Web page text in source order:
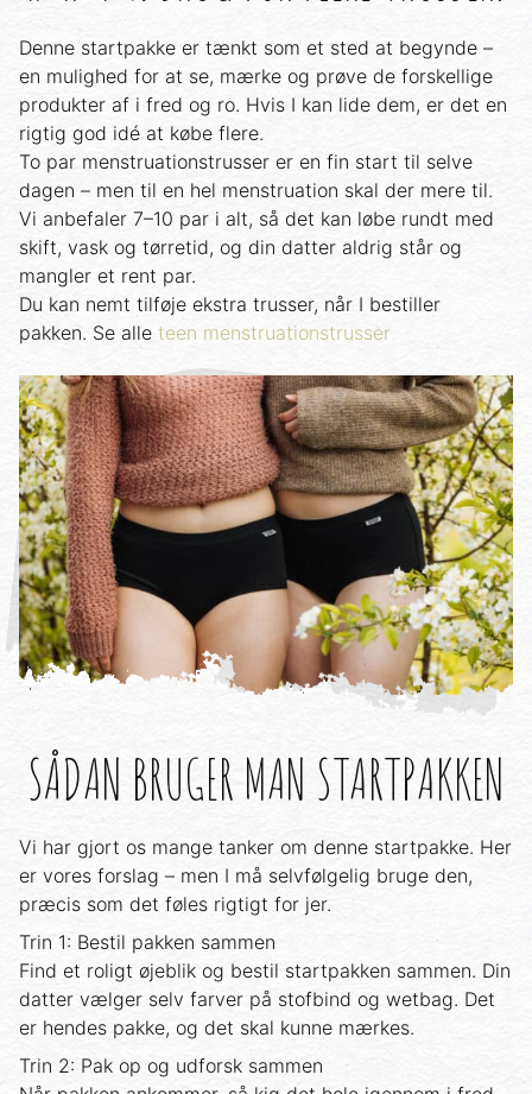
Denne startpakke er tænkt som et sted at begynde –
en mulighed for at se, mærke og prøve de forskellige
produkter af i fred og ro. Hvis I kan lide dem, er det en
rigtig god idé at købe flere.
To par menstruationstrusser er en fin start til selve
dagen – men til en hel menstruation skal der mere til.
Vi anbefaler 7–10 par i alt, så det kan løbe rundt med
skift, vask og tørretid, og din datter aldrig står og
mangler et rent par.
Du kan nemt tilføje ekstra trusser, når I bestiller
pakken. Se alle teen menstruationstrusser
SÅDAN BRUGER MAN STARTPAKKEN
Vi har gjort os mange tanker om denne startpakke. Her
er vores forslag – men I må selvfølgelig bruge den,
præcis som det føles rigtigt for jer.
Trin 1: Bestil pakken sammen
Find et roligt øjeblik og bestil startpakken sammen. Din
datter vælger selv farver på stofbind og wetbag. Det
er hendes pakke, og det skal kunne mærkes.
Trin 2: Pak op og udforsk sammen